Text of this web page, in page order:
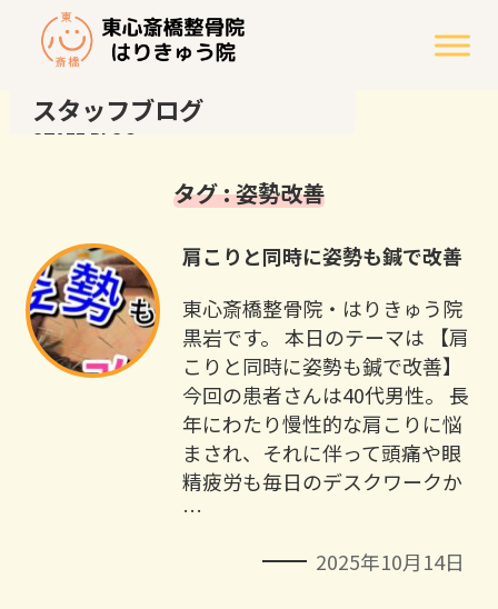
スタッフブログ
STAFF BLOG
タグ : 姿勢改善
肩こりと同時に姿勢も鍼で改善
東心斎橋整骨院・はりきゅう院
黒岩です。 本日のテーマは 【肩
こりと同時に姿勢も鍼で改善】
今回の患者さんは40代男性。 長
年にわたり慢性的な肩こりに悩
まされ、それに伴って頭痛や眼
精疲労も毎日のデスクワークか
…
2025年10月14日